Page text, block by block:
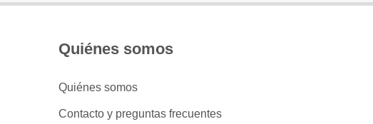
Quiénes somos
Quiénes somos
Contacto y preguntas frecuentes